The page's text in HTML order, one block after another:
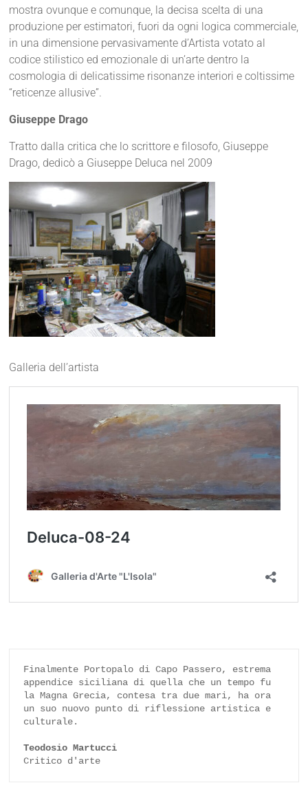
mostra ovunque e comunque, la decisa scelta di una
produzione per estimatori, fuori da ogni logica commerciale,
in una dimensione pervasivamente d’Artista votato al
codice stilistico ed emozionale di un’arte dentro la
cosmologia di delicatissime risonanze interiori e coltissime
“reticenze allusive”.
Giuseppe Drago
Tratto dalla critica che lo scrittore e filosofo, Giuseppe
Drago, dedicò a Giuseppe Deluca nel 2009
Galleria dell’artista
Finalmente Portopalo di Capo Passero, estrema
appendice siciliana di quella che un tempo fu
la Magna Grecia, contesa tra due mari, ha ora
un suo nuovo punto di riflessione artistica e
culturale.
Teodosio Martucci
Critico d'arte